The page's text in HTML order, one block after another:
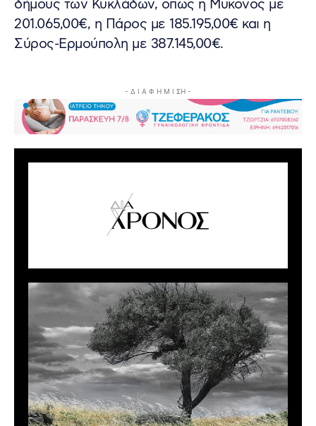
δήμους των Κυκλάδων, όπως η Μύκονος με
201.065,00€, η Πάρος με 185.195,00€ και η
Σύρος-Ερμούπολη με 387.145,00€.
- Δ Ι Α Φ Η Μ Ι ΣΗ -